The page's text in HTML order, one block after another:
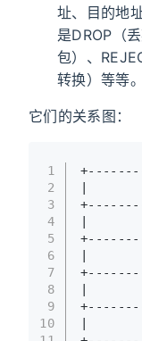
址、目的地
是DROP（
包）、
转换）等等。
它们的关系图：
1
2
3
4
5
6
7
8
9
10
|
|
|
|
|